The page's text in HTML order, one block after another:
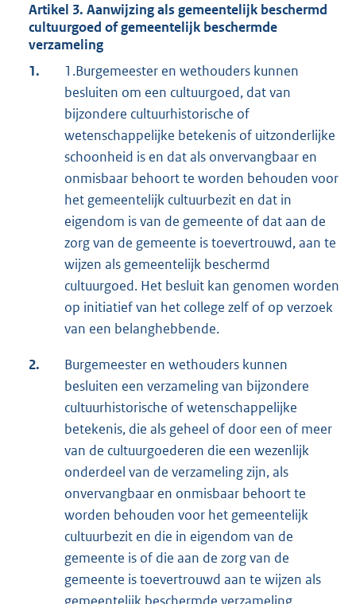
Artikel 3. Aanwijzing als gemeentelijk beschermd
cultuurgoed of gemeentelijk beschermde
verzameling
1.
1.Burgemeester en wethouders kunnen
besluiten om een cultuurgoed, dat van
bijzondere cultuurhistorische of
wetenschappelijke betekenis of uitzonderlijke
schoonheid is en dat als onvervangbaar en
onmisbaar behoort te worden behouden voor
het gemeentelijk cultuurbezit en dat in
eigendom is van de gemeente of dat aan de
zorg van de gemeente is toevertrouwd, aan te
wijzen als gemeentelijk beschermd
cultuurgoed. Het besluit kan genomen worden
op initiatief van het college zelf of op verzoek
van een belanghebbende.
2.
Burgemeester en wethouders kunnen
besluiten een verzameling van bijzondere
cultuurhistorische of wetenschappelijke
betekenis, die als geheel of door een of meer
van de cultuurgoederen die een wezenlijk
onderdeel van de verzameling zijn, als
onvervangbaar en onmisbaar behoort te
worden behouden voor het gemeentelijk
cultuurbezit en die in eigendom van de
gemeente is of die aan de zorg van de
gemeente is toevertrouwd aan te wijzen als